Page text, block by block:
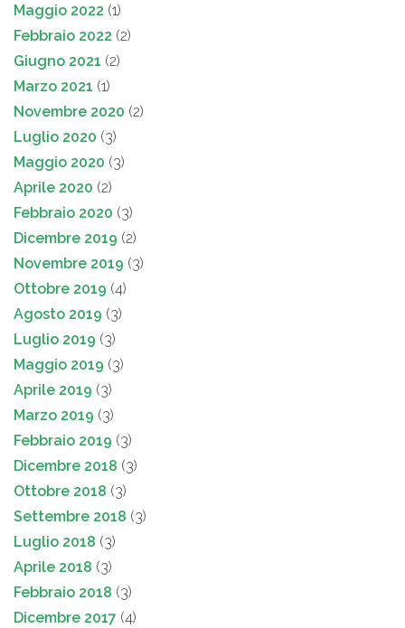
Maggio 2022 (1)
Febbraio 2022 (2)
Giugno 2021 (2)
Marzo 2021 (1)
Novembre 2020 (2)
Luglio 2020 (3)
Maggio 2020 (3)
Aprile 2020 (2)
Febbraio 2020 (3)
Dicembre 2019 (2)
Novembre 2019 (3)
Ottobre 2019 (4)
Agosto 2019 (3)
Luglio 2019 (3)
Maggio 2019 (3)
Aprile 2019 (3)
Marzo 2019 (3)
Febbraio 2019 (3)
Dicembre 2018 (3)
Ottobre 2018 (3)
Settembre 2018 (3)
Luglio 2018 (3)
Aprile 2018 (3)
Febbraio 2018 (3)
Dicembre 2017 (4)